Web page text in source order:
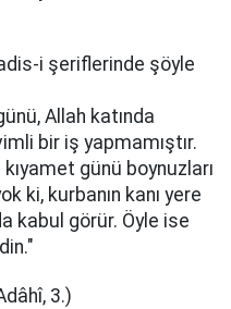
i şeriflerinde şöyle
Allah katında
bir iş yapmamıştır.
günü boynuzları
ki, kurbanın kanı yere
kabul görür. Öyle ise
3.)